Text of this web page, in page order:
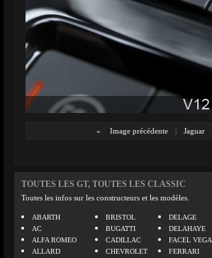
« Image précédente | Jaguar
TOUTES LES GT, TOUTES LES CLASSIC
Toutes les infos sur les constructeurs et les modèles.
ABARTH
AC
ALFA ROMEO
ALLARD
BRISTOL
BUGATTI
CADILLAC
CHEVROLET
DELAGE
DELAHAYE
FACEL VEGA
FERRARI